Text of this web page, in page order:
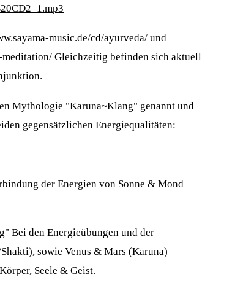
music.de/cd/ayurveda/ und
meditation/ Gleichzeitig befinden sich aktuell
Mythologie "Karuna~Klang" genannt und
gegensätzlichen Energiequalitäten:
der Energien von Sonne & Mond
Bei den Energieübungen und der
sowie Venus & Mars (Karuna)
Seele & Geist.